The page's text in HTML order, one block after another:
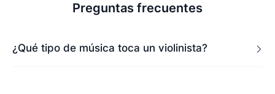
Preguntas frecuentes
¿Qué tipo de música toca un violinista?